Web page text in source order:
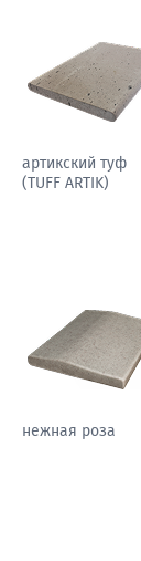
артикский туф
(TUFF ARTIK)
нежная роза